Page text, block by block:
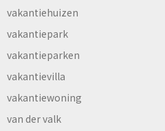
vakantiehuizen
vakantiepark
vakantieparken
vakantievilla
vakantiewoning
van der valk